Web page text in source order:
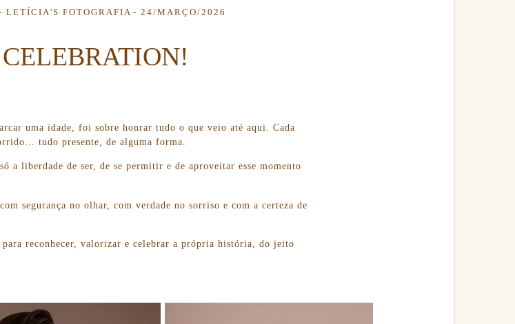
LETÍCIA'S FOTOGRAFIA 24/MARÇO/2026
uma idade, foi sobre honrar tudo o que veio até aqui. Cada
tudo presente, de alguma forma.
a liberdade de ser, de se permitir e de aproveitar esse momento
segurança no olhar, com verdade no sorriso e com a certeza de
reconhecer, valorizar e celebrar a própria história, do jeito